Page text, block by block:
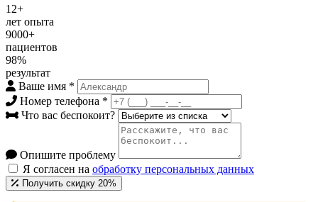
12+
лет опыта
9000+
пациентов
98%
результат
Ваше имя *
Номер телефона *
Что вас беспокоит?
Опишите проблему
Я согласен на обработку персональных данных
Получить скидку 20%